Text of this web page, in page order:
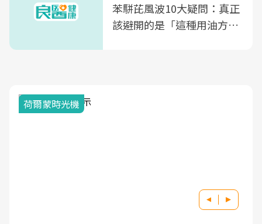
苯駢芘風波10大疑問：真正
該避開的是「這種用油方
荷爾蒙時光機